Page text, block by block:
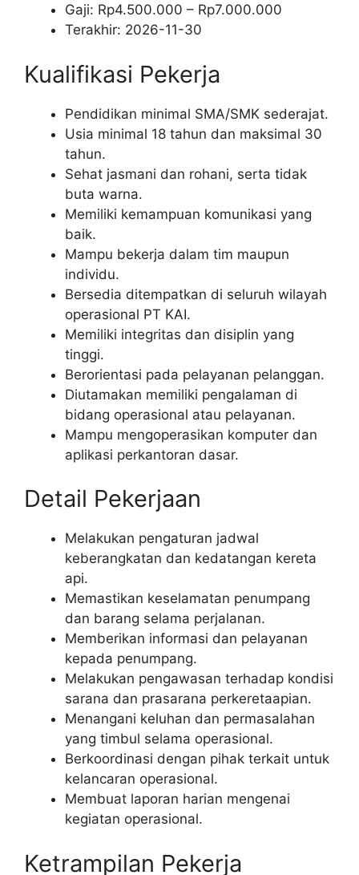
Gaji: Rp4.500.000 – Rp7.000.000
Terakhir: 2026-11-30
Kualifikasi Pekerja
Pendidikan minimal SMA/SMK sederajat.
Usia minimal 18 tahun dan maksimal 30
tahun.
Sehat jasmani dan rohani, serta tidak
buta warna.
Memiliki kemampuan komunikasi yang
baik.
Mampu bekerja dalam tim maupun
individu.
Bersedia ditempatkan di seluruh wilayah
operasional PT KAI.
Memiliki integritas dan disiplin yang
tinggi.
Berorientasi pada pelayanan pelanggan.
Diutamakan memiliki pengalaman di
bidang operasional atau pelayanan.
Mampu mengoperasikan komputer dan
aplikasi perkantoran dasar.
Detail Pekerjaan
Melakukan pengaturan jadwal
keberangkatan dan kedatangan kereta
api.
Memastikan keselamatan penumpang
dan barang selama perjalanan.
Memberikan informasi dan pelayanan
kepada penumpang.
Melakukan pengawasan terhadap kondisi
sarana dan prasarana perkeretaapian.
Menangani keluhan dan permasalahan
yang timbul selama operasional.
Berkoordinasi dengan pihak terkait untuk
kelancaran operasional.
Membuat laporan harian mengenai
kegiatan operasional.
Ketrampilan Pekerja